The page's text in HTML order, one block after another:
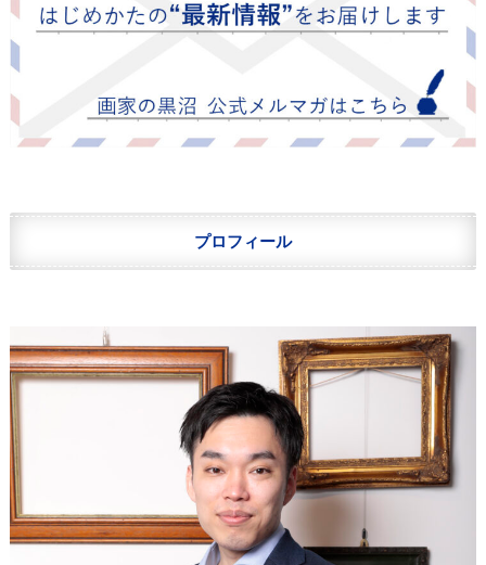
プロフィール